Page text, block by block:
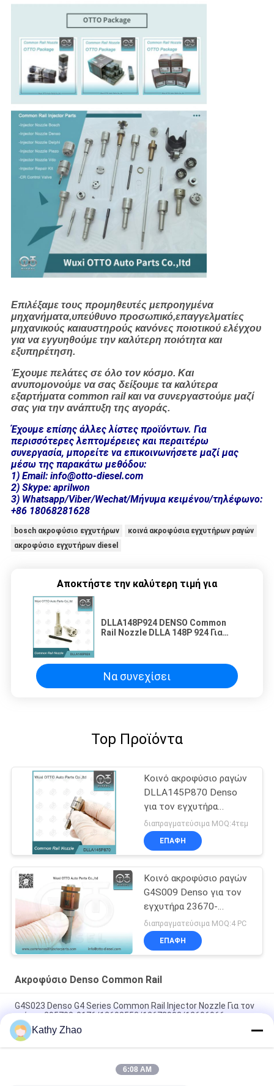
Επιλέξαμε τους προμηθευτές μεπροηγμένα
μηχανήματα,υπεύθυνο προσωπικό,επαγγελματίες
μηχανικούς καιαυστηρούς κανόνες ποιοτικού ελέγχου
για να εγγυηθούμε την καλύτερη ποιότητα και
εξυπηρέτηση.
Έχουμε πελάτες σε όλο τον κόσμο. Και
ανυπομονούμε να σας δείξουμε τα καλύτερα
εξαρτήματα common rail και να συνεργαστούμε μαζί
σας για την ανάπτυξη της αγοράς.
Έχουμε επίσης άλλες λίστες προϊόντων. Για
περισσότερες λεπτομέρειες και περαιτέρω
συνεργασία, μπορείτε να επικοινωνήσετε μαζί μας
μέσω της παρακάτω μεθόδου:
1) Email: info@otto-diesel.com
2) Skype: aprilwon
3) Whatsapp/Viber/Wechat/Μήνυμα κειμένου/τηλέφωνο:
+86 18068281628
bosch ακροφύσιο εγχυτήρων
κοινά ακροφύσια εγχυτήρων ραγών
ακροφύσιο εγχυτήρων diesel
Αποκτήστε την καλύτερη τιμή για
DLLA148P924 DENSO Common
Rail Nozzle DLLA 148P 924 Για
Να συνεχίσει
Top Προϊόντα
Κοινό ακροφύσιο ραγών
DLLA145P870 Denso
για τον εγχυτήρα
095000-560# 1465A041
διαπραγματεύσιμα MOQ:4τεμ
ΕΠΑΦΉ
Κοινό ακροφύσιο ραγών
G4S009 Denso για τον
εγχυτήρα 23670-
0E010/09420
διαπραγματεύσιμα MOQ:4 PC
ΕΠΑΦΉ
Ακροφύσιο Denso Common Rail
G4S023 Denso G4 Series Common Rail Injector Nozzle Για τον
ενέττη 295700-0176/12698552/12678992/12696966
Συνήθης σιδηροδρομική συσκευή έγχυσης πετρελαίου
G4S025 Σφουγγαρίστρα για έντονο έγχυμα
G4S018 Ακροφύσιο ψεκασμού καυσίμου για John Deere 4045
Kathy Zhao
6:08 AM